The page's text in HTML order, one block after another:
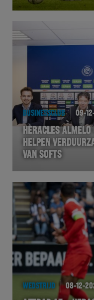
BUSINESSCLUB 09-
HERACLES
HELPEN
VAN SOFTS
WEDSTRIJD 08-12-